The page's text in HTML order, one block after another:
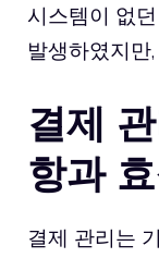
시스템이 없
발생하였지만,
결제
항과
결제 관리는